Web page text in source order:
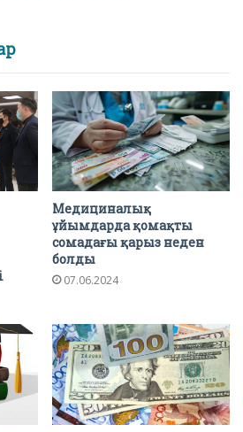
Медициналық
ұйымдарда қомақты
сомадағы қарыз неден
болды
07.06.2024